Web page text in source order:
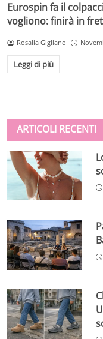
Eurospin fa il
vogliono: finirà in
Rosalia Gigliano
Leggi di più
ARTICOLI RECENTI